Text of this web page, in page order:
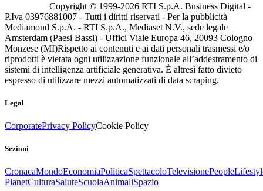
Copyright © 1999-2026 RTI S.p.A. Business Digital -
P.Iva 03976881007 - Tutti i diritti riservati - Per la pubblicità
Mediamond S.p.A. - RTI S.p.A., Mediaset N.V., sede legale
Amsterdam (Paesi Bassi) - Uffici Viale Europa 46, 20093 Cologno
Monzese (MI)Rispetto ai contenuti e ai dati personali trasmessi e/o
riprodotti è vietata ogni utilizzazione funzionale all’addestramento di
sistemi di intelligenza artificiale generativa. È altresì fatto divieto
espresso di utilizzare mezzi automatizzati di data scraping.
Legal
CorporatePrivacy PolicyCookie Policy
Sezioni
CronacaMondoEconomiaPoliticaSpettacoloTelevisionePeople
PlanetCulturaSaluteScuolaAnimaliSpazio